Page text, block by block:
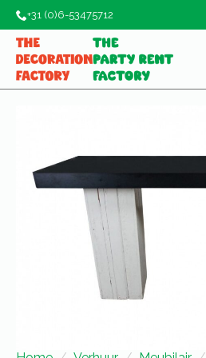
+31 (0)6-53475712